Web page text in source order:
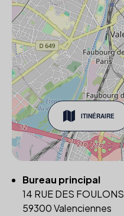
ITINÉRAIRE
Bureau principal
14 RUE DES FOULONS
59300 Valenciennes